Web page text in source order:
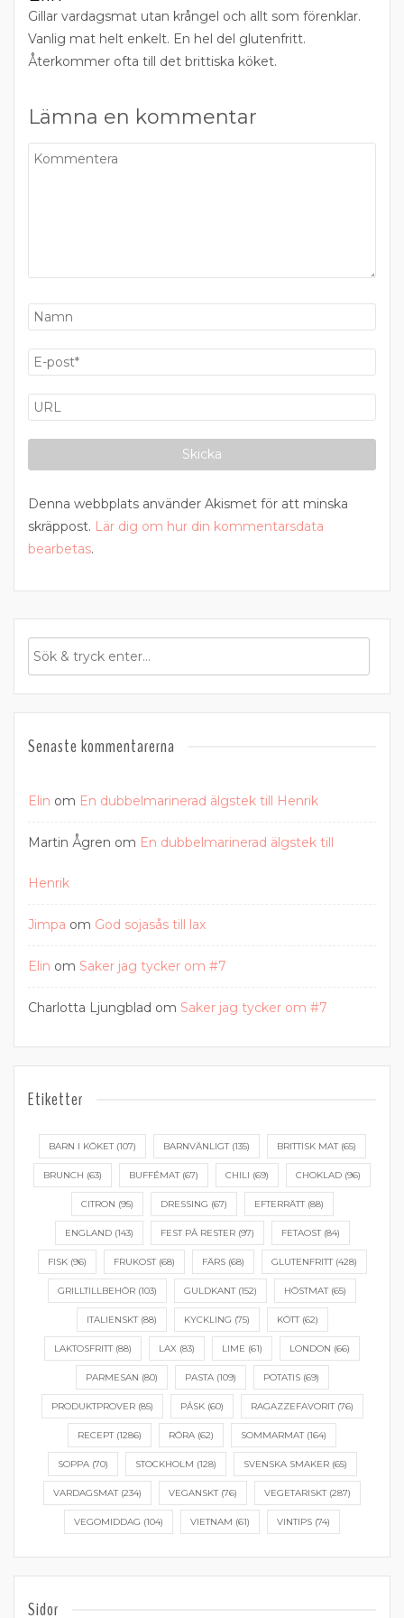
Gillar vardagsmat utan krångel och allt som förenklar.
Vanlig mat helt enkelt. En hel del glutenfritt.
Återkommer ofta till det brittiska köket.
Lämna en kommentar
Denna webbplats använder Akismet för att minska
skräppost. Lär dig om hur din kommentarsdata
bearbetas.
Senaste kommentarerna
Elin om En dubbelmarinerad älgstek till Henrik
Martin Ågren om En dubbelmarinerad älgstek till
Henrik
Jimpa om God sojasås till lax
Elin om Saker jag tycker om #7
Charlotta Ljungblad om Saker jag tycker om #7
Etiketter
BARN I KÖKET(107) BARNVÄNLIGT(135) BRITTISK MAT(65)
BRUNCH (63) BUFFÉMAT(67) CHILI (69) CHOKLAD (96)
CITRON (95) DRESSING (67) EFTERRÄTT(88)
ENGLAND(143) FEST PÅ RESTER(97) FETAOST(84)
FISK(96) FRUKOST(68) FÄRS(68) GLUTENFRITT(428)
GRILLTILLBEHÖR (103) GULDKANT(152) HÖSTMAT(65)
ITALIENSKT(88) KYCKLING (75) KÖTT(62)
LAKTOSFRITT(88) LAX (83) LIME (61) LONDON (66)
PARMESAN (80) PASTA(109) POTATIS(69)
PRODUKTPROVER(85) PÅSK(60) RAGAZZEFAVORIT(76)
RECEPT(1286) RÖRA (62) SOMMARMAT(164)
SOPPA(70) STOCKHOLM (128) SVENSKA SMAKER(65)
VARDAGSMAT(234) VEGANSKT(76) VEGETARISKT(287)
VEGOMIDDAG (104) VIETNAM (61) VINTIPS (74)
Sidor